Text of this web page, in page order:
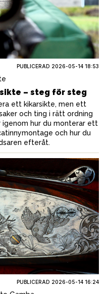
PUBLICERAD 2026-05-14 18:53
– steg för steg
ett kikarsikte, men ett
och ting i rätt ordning
igenom hur du monterar ett
och hur du
efteråt.
PUBLICERAD 2026-05-14 16:24